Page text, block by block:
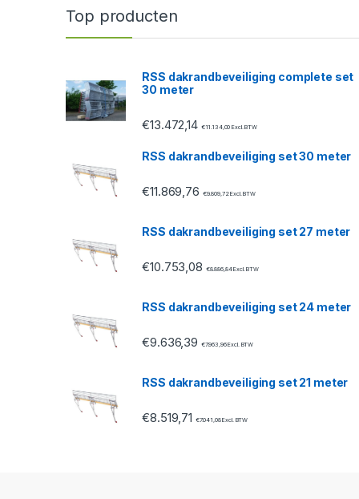
Top producten
RSS dakrandbeveiliging complete set
30 meter
€13.472,14 €11.134,00 Excl. BTW
RSS dakrandbeveiliging set 30 meter
€11.869,76 €9.809,72Excl. BTW
RSS dakrandbeveiliging set 27 meter
€10.753,08 €8.886,84Excl. BTW
RSS dakrandbeveiliging set 24 meter
€9.636,39 €7.963,96Excl. BTW
RSS dakrandbeveiliging set 21 meter
€8.519,71 €7.041,08Excl. BTW